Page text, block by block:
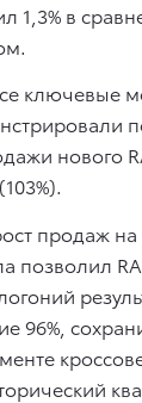
1,3% в
ключевые
нового
продаж на
позволил
96%,